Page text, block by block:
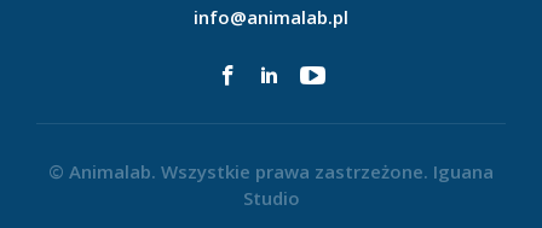
info@animalab.pl
© Animalab. Wszystkie prawa zastrzeżone. Iguana
Studio